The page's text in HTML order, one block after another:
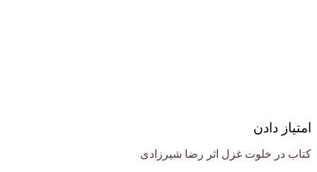
امتیاز دادن
کتاب در خلوت غزل اثر رضا شیرزادی